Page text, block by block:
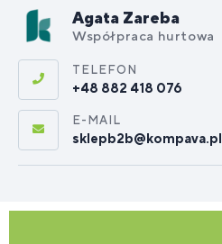
Agata Zareba
Współpraca hurtowa
TELEFON
+48 882 418 076
E-MAIL
sklepb2b@kompava.pl